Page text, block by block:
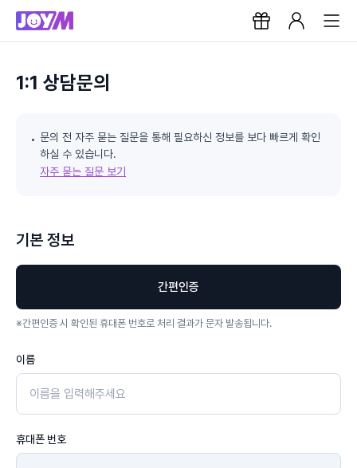
1:1 상담문의
문의 전 자주 묻는 질문을 통해 필요하신 정보를 보다 빠르게 확인
하실 수 있습니다.
자주 묻는 질문 보기
기본 정보
간편인증
※간편인증 시 확인된 휴대폰 번호로 처리 결과가 문자 발송됩니다.
이름
휴대폰 번호